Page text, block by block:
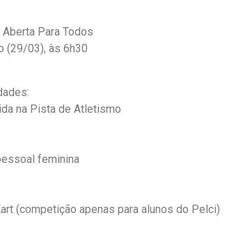
Para Todos
(29/03), às 6h30
na Pista de Atletismo
feminina
(competição apenas para alunos do Pelci)